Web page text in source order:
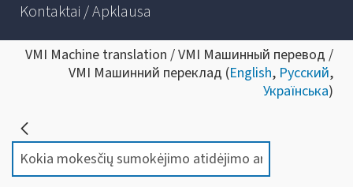
Kontaktai / Apklausa
VMI Machine translation / VMI Машинный перевод /
VMI Машинний переклад (English, Русский,
Українська)